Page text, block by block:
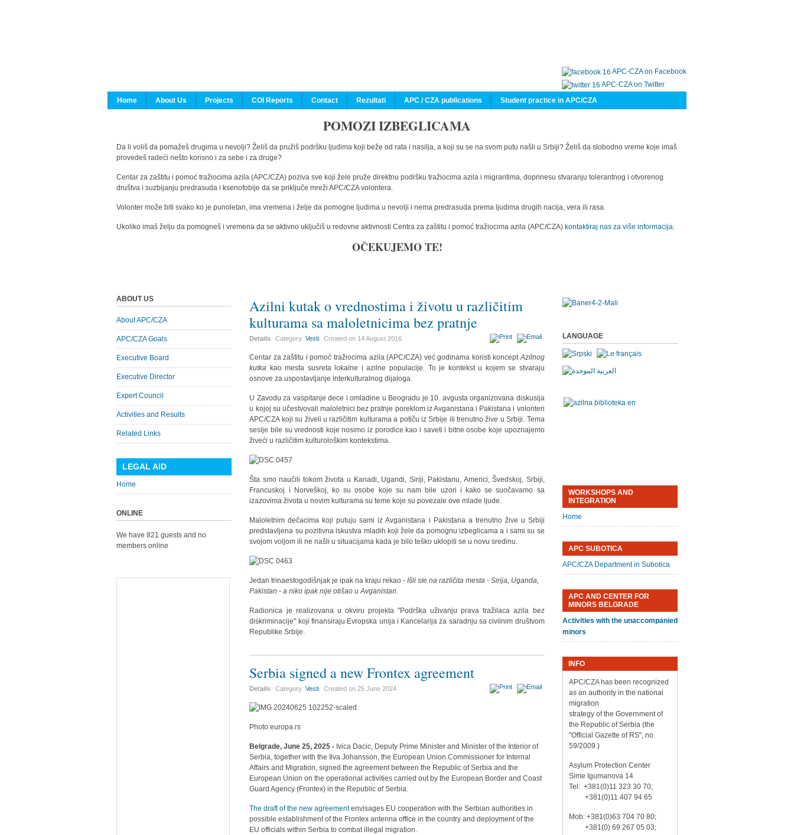
APC-CZA on Facebook
APC-CZA on Twitter
Home
About Us Projects COI Reports Contact Rezultati APC / CZA publications Student practice in APC/CZA
POMOZI IZBEGLICAMA
Da li voliš da pomažeš drugima u nevolji? Želiš da pružiš podršku ljudima koji beže od rata i nasilja, a koji su se na svom putu našli u Srbiji? Želiš da slobodno vreme koje imaš
provedeš radeći nešto korisno i za sebe i za druge?
Centar za zaštitu i pomoć tražiocima azila (APC/CZA) poziva sve koji žele pruže direktnu podršku tražiocima azila i migrantima, doprinesu stvaranju tolerantnog i otvorenog
društva i suzbijanju predrasuda i ksenofobije da se priključe mreži APC/CZA volontera.
Volonter može biti svako ko je punoletan, ima vremena i želje da pomogne ljudima u nevolji i nema predrasuda prema ljudima drugih nacija, vera ili rasa.
Ukoliko imaš želju da pomogneš i vremena da se aktivno uključiš u redovne aktivnosti Centra za zaštitu i pomoć tražiocima azila (APC/CZA) kontaktiraj nas za više informacija.
OČEKUJEMO TE!
Azilni kutak o vrednostima i životu u različitim
kulturama sa maloletnicima bez pratnje
Details Category:Vesti Created on 14 August 2016
Centar za zaštitu i pomoć tražiocima azila (APC/CZA) već godinama koristi konceptAzilnog
kutka kao mesta susreta lokalne i azilne populacije. To je kontekst u kojem se stvaraju
osnove za uspostavljanje interkulturalnog dijaloga.
U Zavodu za vaspitanje dece i omladine u Beogradu je 10. avgusta organizovana diskusija
u kojoj su učestvovali maloletnici bez pratnje poreklom iz Avganistana i Pakistana i volonteri
APC/CZA koji su živeli u različitim kulturama a potiču iz Srbije ili trenutno žive u Srbiji. Tema
sesije bile su vrednosti koje nosimo iz porodice kao i saveti i bitne osobe koje upoznajemo
živeći u različitim kulturološkim kontekstima.
Šta smo naučili tokom života u Kanadi, Ugandi, Siriji, Pakistanu, Americi, Švedskoj, Srbiji,
Francuskoj i Norveškoj, ko su osobe koje su nam bile uzori i kako se suočavamo sa
izazovima života u novim kulturama su teme koje su povezale ove mlade ljude.
Maloletnim dečacima koji putuju sami iz Avganistana i Pakistana a trenutno žive u Srbiji
predstavljena su pozitivna iskustva mladih koji žele da pomognu izbeglicama a i sami su se
svojom voljom ili ne našli u situacijama kada je bilo teško uklopiti se u novu sredinu.
Jedan trinaestogodišnjak je ipak na kraju rekao -Išli ste na različita mesta - Sirija, Uganda,
Pakistan - a niko ipak nije otišao u Avganistan.
Radionica je realizovana u okviru projekta "Podrška uživanju prava tražilaca azila bez
diskriminacije" koji finansiraju Evropska unija i Kancelarija za saradnju sa civilnim društvom
Republike Srbije.
Serbia signed a new Frontex agreement
Details Category:Vesti Created on25 June 2024
Photo:europa.rs
Belgrade, June 25, 2025 - Ivica Dacic, Deputy Prime Minister and Minister of the Interior of
Serbia, together with the Ilva Johansson, the European Union Commissioner for Internal
Affairs and Migration, signed the agreement between the Republic of Serbia and the
European Union on the operational activities carried out by the European Border and Coast
Guard Agency (Frontex) in the Republic of Serbia.
The draft of the new agreementenvisages EU cooperation with the Serbian authorities in
possible establishment of the Frontex antenna office in the country and deployment of the
EU officials within Serbia to combat illegal migration.
ABOUT US
About APC/CZA
APC/CZA Goals
Executive Board
Executive Director
Expert Council
Activities and Results
Related Links
LEGAL AID
Home
ONLINE
We have 821 guests and no
members online
LANGUAGE
WORKSHOPS AND
INTEGRATION
Home
APC SUBOTICA
APC/CZA Department in Subotica
APC AND CENTER FOR
MINORS BELGRADE
Activities with the unaccompanied
minors
INFO
APC/CZA has been recognized
as an authority in the national
migration
strategy of the Government of
the Republic of Serbia (the
"Official Gazette of RS", no.
59/2009.)
Asylum Protection Center
Sime Igumanova 14
Tel: +381(0)11 323 30 70;
+381(0)11 407 94 65
Mob: +381(0)63 704 70 80;
+381(0) 69 267 05 03;